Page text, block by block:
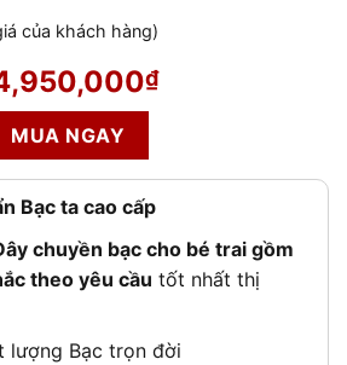
của khách hàng)
là:
₫Giá
4,950,000₫.
trai gồm dây và mặt khắc theo yêu cầu
MUA NGAY
Bạc ta cao cấp
chuyền bạc cho bé trai gồm
theo yêu cầu tốt nhất thị
lượng Bạc trọn đời